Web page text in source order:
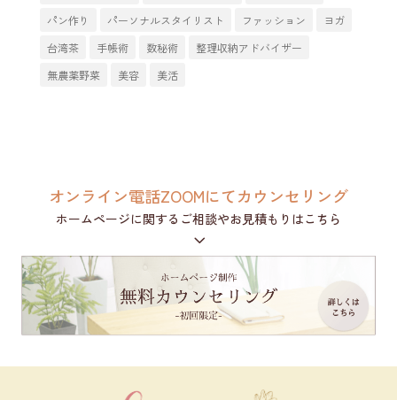
パン作り
パーソナルスタイリスト ファッション
ヨガ
台湾茶
手帳術 数秘術
整理収納アドバイザー
無農薬野菜
美容 美活
オンライン電話ZOOMにてカウンセリング
ホームページに関するご相談やお見積もりはこちら
3